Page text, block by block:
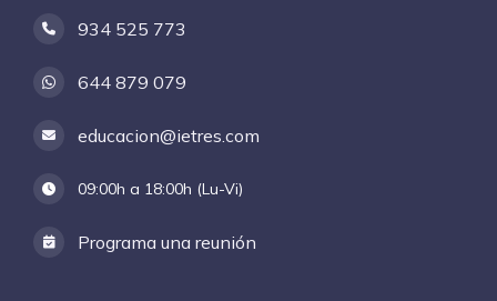
934 525 773
644 879 079
educacion@ietres.com
09:00h a 18:00h (Lu-Vi)
Programa una reunión